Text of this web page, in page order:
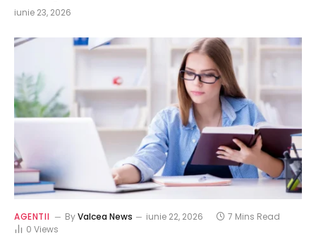
iunie 23, 2026
AGENTII ByValcea News iunie 22, 2026
7 Mins Read
0 Views